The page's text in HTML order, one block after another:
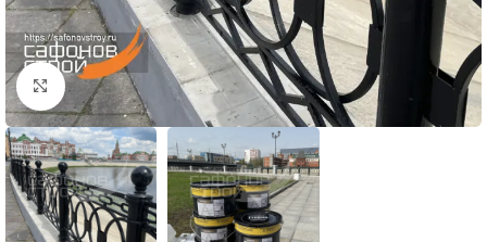
Нажмите, чтобы увеличить